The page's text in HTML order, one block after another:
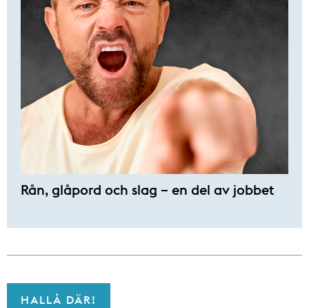
Rån, glåpord och slag – en del av jobbet
HALLÅ DÄR!